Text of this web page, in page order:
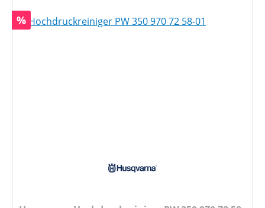
Rabatt
%